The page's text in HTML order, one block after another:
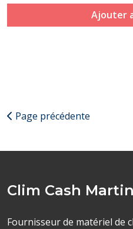
Ajouter
Page précédente
Clim Cash
Fournisseur de matériel de